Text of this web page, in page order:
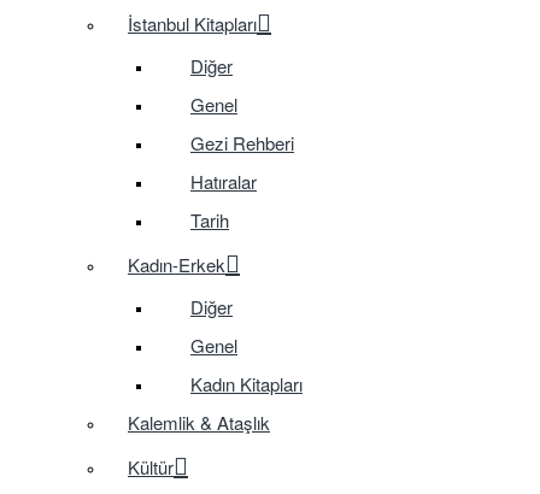
İstanbul Kitapları
Diğer
Genel
Gezi Rehberi
Hatıralar
Tarih
Kadın-Erkek
Diğer
Genel
Kadın Kitapları
Kalemlik & Ataşlık
Kültür